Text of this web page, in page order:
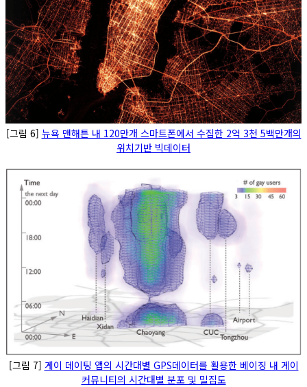
[그림 6] 뉴욕 맨해튼 내 120만개 스마트폰에서 수집한 2억 3천 5백만개의
위치기반 빅데이터
[그림 7] 게이 데이팅 앱의 시간대별 GPS데이터를 활용한 베이징 내 게이
커뮤니티의 시간대별 분포 및 밀집도